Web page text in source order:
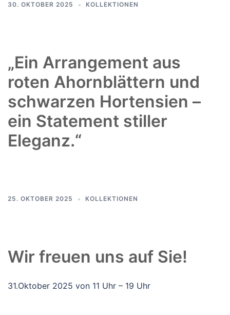
30. OKTOBER 2025 KOLLEKTIONEN
„Ein Arrangement aus
roten Ahornblättern und
schwarzen Hortensien –
ein Statement stiller
Eleganz.“
25. OKTOBER 2025 KOLLEKTIONEN
Wir freuen uns auf Sie!
31.Oktober 2025 von 11 Uhr – 19 Uhr